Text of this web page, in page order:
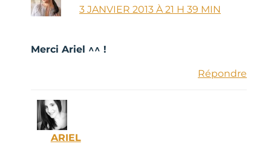
3 JANVIER 2013 À 21 H 39 MIN
Merci Ariel ^^ !
Répondre
ARIEL